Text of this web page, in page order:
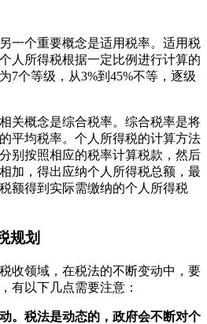
一个重要概念是适用税率。适用税
人所得税根据一定比例进行计算的
7个等级，从3%到45%不等，逐级
关概念是综合税率。综合税率是将
平均税率。个人所得税的计算方法
别按照相应的税率计算税款，然后
加，得出应纳个人所得税总额，最
额得到实际需缴纳的个人所得税
规划
收领域，在税法的不断变动中，要
有以下几点需要注意：
。税法是动态的，政府会不断对个